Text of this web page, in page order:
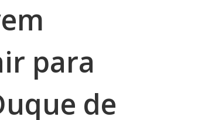
para
de